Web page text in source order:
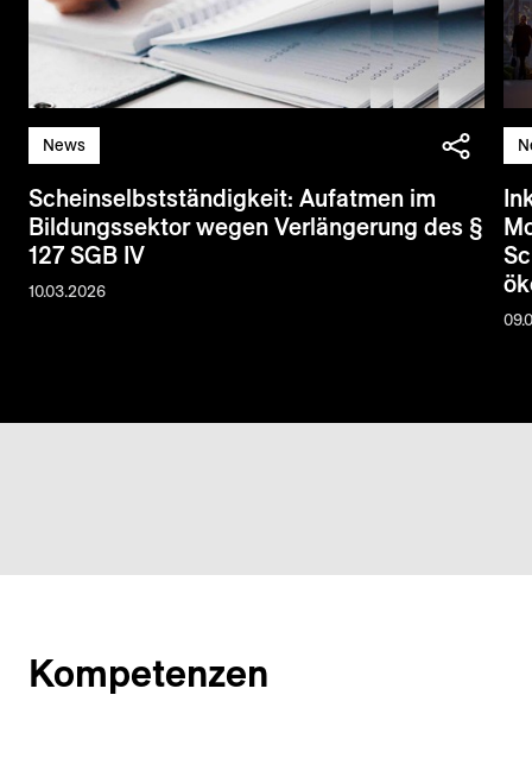
News
Scheinselbstständigkeit: Aufatmen im
Bildungssektor wegen Verlängerung des §
127 SGB IV
10.03.2026
Kompetenzen